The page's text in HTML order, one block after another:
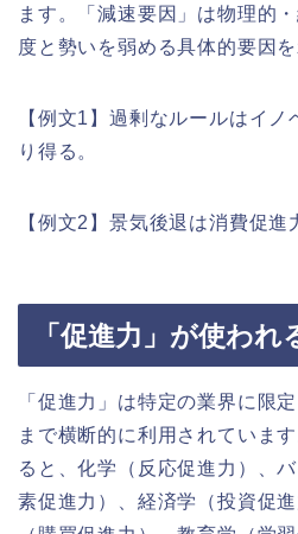
ます。「減速要因」は物理的
度と勢いを弱める具体的要因を
【例文1】過剰なルールはイ
り得る。
【例文2】景気後退は消費促進
「促進力」が使われ
「促進力」は特定の業界に限
まで横断的に利用されていま
ると、化学（反応促進力）、
素促進力）、経済学（投資促